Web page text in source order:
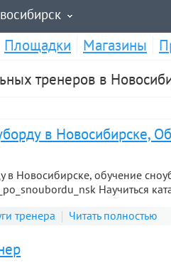
Площадки Магазины
тренеров в
в Новосибирске,
в Новосибирске, обучение
Научиться
тренера Читать полностью